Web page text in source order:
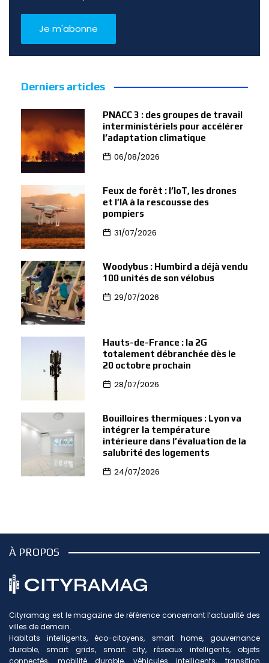
Derniers articles
PNACC 3 : des groupes de travail
interministériels pour accélérer
l’adaptation climatique
06/08/2026
Feux de forêt : l’IoT, les drones
et l’IA à la rescousse des
pompiers
31/07/2026
Woodybus : Humbird a déjà vendu
100 unités de son vélobus
29/07/2026
Hauts-de-France : la 2G
totalement débranchée dès le
20 octobre prochain
28/07/2026
Bouilloires thermiques : Lyon va
intégrer la température
intérieure dans l’évaluation de la
salubrité des logements
24/07/2026
À PROPOS
Cityramag est le magazine de référence concernant l’actualité des
villes de demain.
Habitats intelligents, éco-citoyens, smart home, gouvernance
durable, smart grids, smart city, réseaux intelligents, objets
connectés, mobilité durable, véhicules intelligents, transition